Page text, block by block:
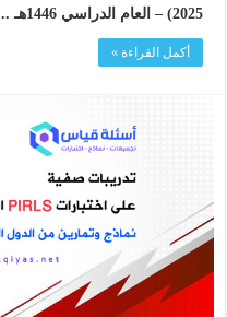
2025) – العام الدراسي 1446هـ ..
أكمل القراءة »